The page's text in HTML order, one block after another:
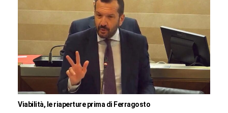
Viabilità, le riaperture prima di Ferragosto